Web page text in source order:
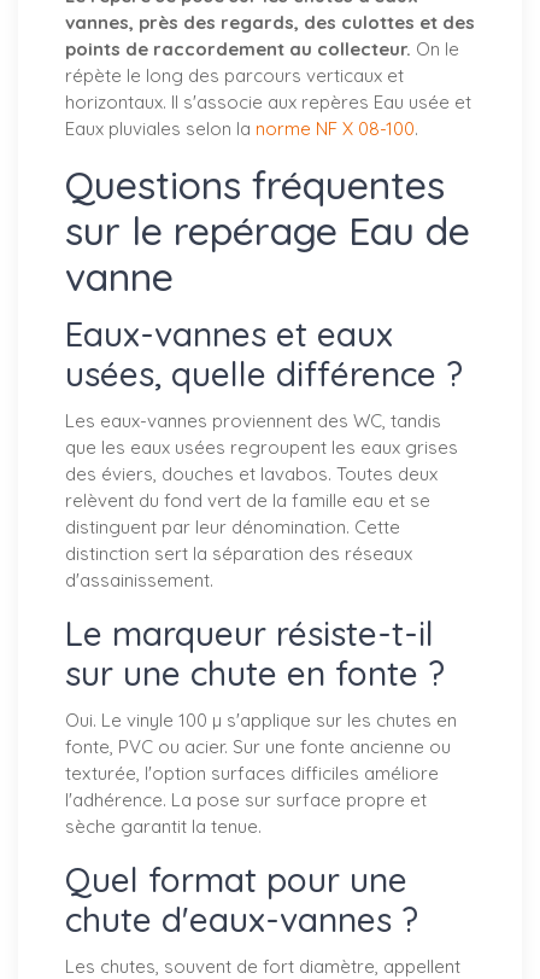
vannes, près des regards, des culottes et des
points de raccordement au collecteur. On le
répète le long des parcours verticaux et
horizontaux. Il s'associe aux repères Eau usée et
Eaux pluviales selon la norme NF X 08-100.
Questions fréquentes
sur le repérage Eau de
vanne
Eaux-vannes et eaux
usées, quelle différence ?
Les eaux-vannes proviennent des WC, tandis
que les eaux usées regroupent les eaux grises
des éviers, douches et lavabos. Toutes deux
relèvent du fond vert de la famille eau et se
distinguent par leur dénomination. Cette
distinction sert la séparation des réseaux
d'assainissement.
Le marqueur résiste-t-il
sur une chute en fonte ?
Oui. Le vinyle 100 µ s'applique sur les chutes en
fonte, PVC ou acier. Sur une fonte ancienne ou
texturée, l'option surfaces difficiles améliore
l'adhérence. La pose sur surface propre et
sèche garantit la tenue.
Quel format pour une
chute d'eaux-vannes ?
Les chutes, souvent de fort diamètre, appellent